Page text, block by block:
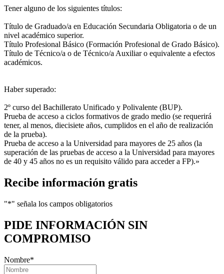
Tener alguno de los siguientes títulos:
Título de Graduado/a en Educación Secundaria Obligatoria o de un
nivel académico superior.
Título Profesional Básico (Formación Profesional de Grado Básico).
Título de Técnico/a o de Técnico/a Auxiliar o equivalente a efectos
académicos.
Haber superado:
2º curso del Bachillerato Unificado y Polivalente (BUP).
Prueba de acceso a ciclos formativos de grado medio (se requerirá
tener, al menos, diecisiete años, cumplidos en el año de realización
de la prueba).
Prueba de acceso a la Universidad para mayores de 25 años (la
superación de las pruebas de acceso a la Universidad para mayores
de 40 y 45 años no es un requisito válido para acceder a FP).»
Recibe información gratis
"*" señala los campos obligatorios
PIDE INFORMACIÓN SIN
COMPROMISO
Nombre*